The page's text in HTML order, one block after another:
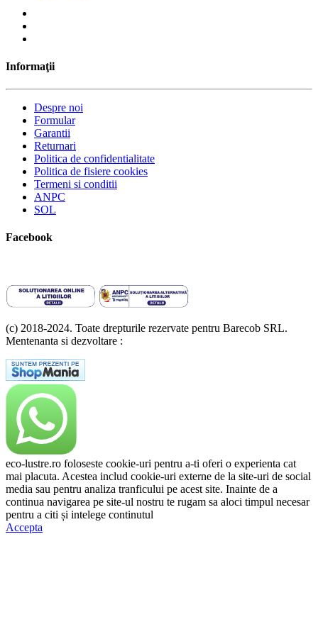
Informaţii
Despre noi
Formular
Garantii
Returnari
Politica de confidentialitate
Politica de fisiere cookies
Termeni si conditii
ANPC
SOL
Facebook
(c) 2018-2024. Toate drepturile rezervate pentru Barecob SRL.
Mentenanta si dezvoltare :
eco-lustre.ro foloseste cookie-uri pentru a-ti oferi o experienta cat
mai placuta. Acestea includ cookie-uri externe de la site-uri de social
media sau pentru analiza tranficului pe acest site. Inainte de a
continua navigarea pe site-ul nostru te rugam sa aloci timpul necesar
pentru a citi și intelege continutul
Accepta